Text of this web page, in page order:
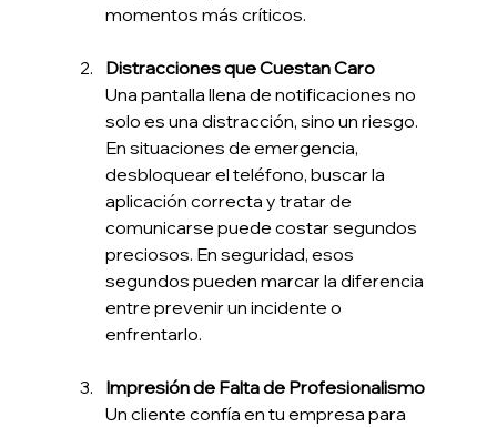
momentos más críticos.
Distracciones que Cuestan Caro
Una pantalla llena de notificaciones no
solo es una distracción, sino un riesgo.
En situaciones de emergencia,
desbloquear el teléfono, buscar la
aplicación correcta y tratar de
comunicarse puede costar segundos
preciosos. En seguridad, esos
segundos pueden marcar la diferencia
entre prevenir un incidente o
enfrentarlo.
Impresión de Falta de Profesionalismo
Un cliente confía en tu empresa para